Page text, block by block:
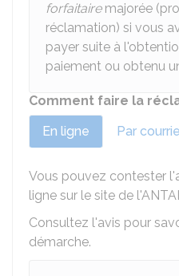
forfaitairemajorée
réclamation) si vous
payer suite à
paiement ou obtenu
Comment faire la
En ligne
Par
Vous pouvez contester
ligne sur le site de l'ANTAI
Consultez l'avis pour
démarche.